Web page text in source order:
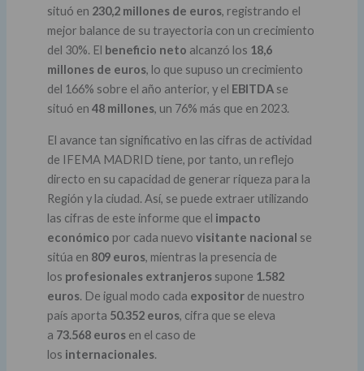
situó en 230,2 millones de euros, registrando el
mejor balance de su trayectoria con un crecimiento
del 30%. El beneficio neto alcanzó los 18,6
millones de euros, lo que supuso un crecimiento
del 166% sobre el año anterior, y el EBITDA se
situó en 48 millones, un 76% más que en 2023.
El avance tan significativo en las cifras de actividad
de IFEMA MADRID tiene, por tanto, un reflejo
directo en su capacidad de generar riqueza para la
Región y la ciudad. Así, se puede extraer utilizando
las cifras de este informe que el impacto
económico por cada nuevo visitante nacional se
sitúa en 809 euros, mientras la presencia de
los profesionales extranjerossupone 1.582
euros. De igual modo cada expositor de nuestro
país aporta 50.352 euros, cifra que se eleva
a 73.568 eurosen el caso de
los internacionales.